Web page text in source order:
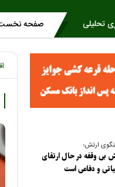
صفحه
ارتش؛
بی وقفه در حال ارتقای
و دفاعی است